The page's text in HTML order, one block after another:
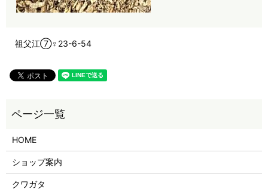
祖父江⑦♀23-6-54
HOME
ショップ案内
クワガタ